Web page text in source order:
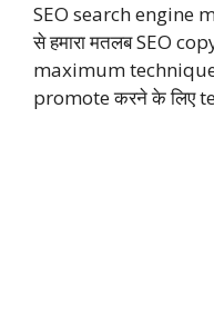
SEO search engine
से हमारा मतलब SEO
maximum
promote करने के लिए